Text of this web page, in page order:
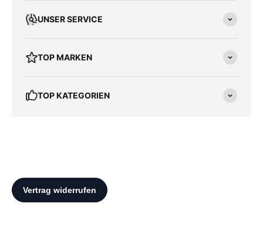
UNSER SERVICE
TOP MARKEN
TOP KATEGORIEN